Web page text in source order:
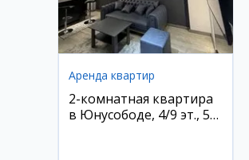
Аренда квартир
2-комнатная квартира
в Юнусободе, 4/9 эт., 52